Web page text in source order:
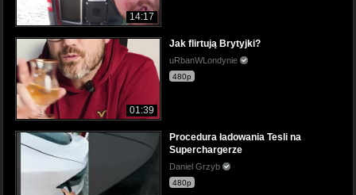
14:17
01:39
Jak flirtują Brytyjki?
uRbanWLondynie
480p
Procedura ładowania Tesli na
Superchargerze
Daniel Grzyb
480p